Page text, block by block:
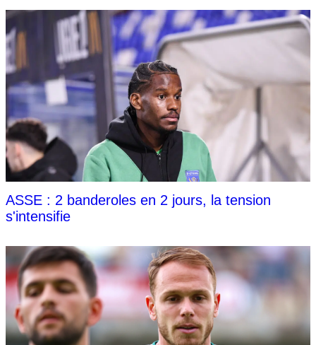
ASSE : 2 banderoles en 2 jours, la tension
s'intensifie